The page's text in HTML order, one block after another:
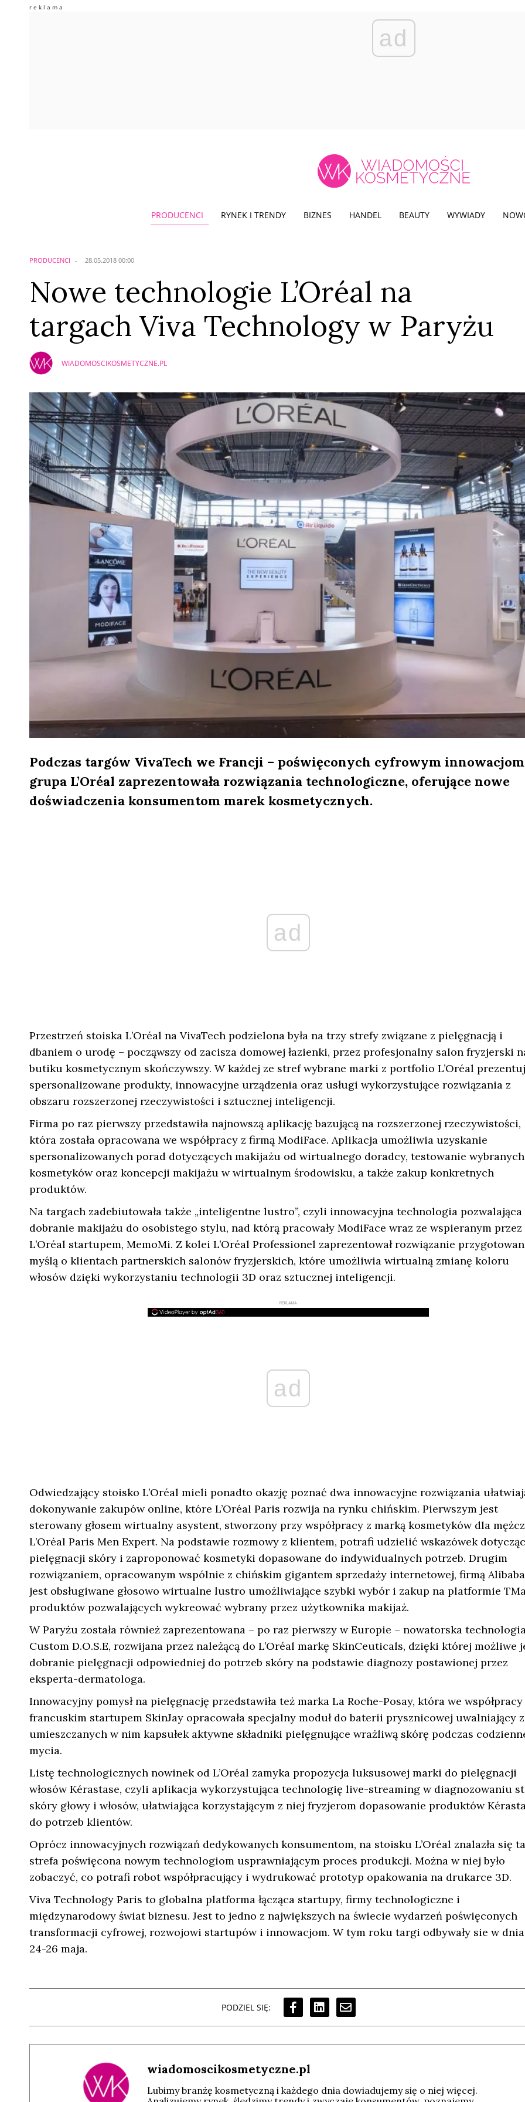
ad
PRODUCENCI RYNEK I TRENDY BIZNES HANDEL BEAUTY WYWIADY
PRODUCENCI 28.05.2018 00:00
Nowe technologie L’Oréal na
targach Viva Technology w Paryżu
WIADOMOSCIKOSMETYCZNE.PL
Podczas targów VivaTech we Francji – poświęconych cyfrowym
grupa L’Oréal zaprezentowała rozwiązania technologiczne, oferujące nowe
doświadczenia konsumentom marek kosmetycznych.
ad
Przestrzeń stoiska L’Oréal na VivaTech podzielona była na trzy strefy związane z pielęgnacją i
dbaniem o urodę – począwszy od zacisza domowej łazienki, przez profesjonalny salon fryzjerski
butiku kosmetycznym skończywszy. W każdej ze stref wybrane marki z portfolio L’Oréal
spersonalizowane produkty, innowacyjne urządzenia oraz usługi wykorzystujące rozwiązania z
obszaru rozszerzonej rzeczywistości i sztucznej inteligencji.
Firma po raz pierwszy przedstawiła najnowszą aplikację bazującą na rozszerzonej rzeczywistości,
która została opracowana we współpracy z firmą ModiFace. Aplikacja umożliwia uzyskanie
spersonalizowanych porad dotyczących makijażu od wirtualnego doradcy, testowanie wybranych
kosmetyków oraz koncepcji makijażu w wirtualnym środowisku, a także zakup konkretnych
produktów.
Na targach zadebiutowała także „inteligentne lustro”, czyli innowacyjna technologia pozwalająca
dobranie makijażu do osobistego stylu, nad którą pracowały ModiFace wraz ze wspieranym przez
L’Oréal startupem, MemoMi. Z kolei L’Oréal Professionel zaprezentował rozwiązanie
myślą o klientach partnerskich salonów fryzjerskich, które umożliwia wirtualną zmianę koloru
włosów dzięki wykorzystaniu technologii 3D oraz sztucznej inteligencji.
REKLAMA
ad
Odwiedzający stoisko L’Oréal mieli ponadto okazję poznać dwa innowacyjne rozwiązania
dokonywanie zakupów online, które L’Oréal Paris rozwija na rynku chińskim. Pierwszym jest
sterowany głosem wirtualny asystent, stworzony przy współpracy z marką kosmetyków dla
L’Oréal Paris Men Expert. Na podstawie rozmowy z klientem, potrafi udzielić wskazówek
pielęgnacji skóry i zaproponować kosmetyki dopasowane do indywidualnych potrzeb. Drugim
rozwiązaniem, opracowanym wspólnie z chińskim gigantem sprzedaży internetowej, firmą
jest obsługiwane głosowo wirtualne lustro umożliwiające szybki wybór i zakup na platformie
produktów pozwalających wykreować wybrany przez użytkownika makijaż.
W Paryżu została również zaprezentowana – po raz pierwszy w Europie – nowatorska
Custom D.O.S.E, rozwijana przez należącą do L’Oréal markę SkinCeuticals, dzięki której możliwe
dobranie pielęgnacji odpowiedniej do potrzeb skóry na podstawie diagnozy postawionej przez
eksperta-dermatologa.
Innowacyjny pomysł na pielęgnację przedstawiła też marka La Roche-Posay, która we współpracy
francuskim startupem SkinJay opracowała specjalny moduł do baterii prysznicowej uwalniający z
umieszczanych w nim kapsułek aktywne składniki pielęgnujące wrażliwą skórę podczas
mycia.
Listę technologicznych nowinek od L’Oréal zamyka propozycja luksusowej marki do pielęgnacji
włosów Kérastase, czyli aplikacja wykorzystująca technologię live-streaming w diagnozowaniu
skóry głowy i włosów, ułatwiająca korzystającym z niej fryzjerom dopasowanie produktów
do potrzeb klientów.
Oprócz innowacyjnych rozwiązań dedykowanych konsumentom, na stoisku L’Oréal znalazła się
strefa poświęcona nowym technologiom usprawniającym proces produkcji. Można w niej było
zobaczyć, co potrafi robot współpracujący i wydrukować prototyp opakowania na drukarce 3D.
Viva Technology Paris to globalna platforma łącząca startupy, firmy technologiczne i
międzynarodowy świat biznesu. Jest to jedno z największych na świecie wydarzeń poświęconych
transformacji cyfrowej, rozwojowi startupów i innowacjom. W tym roku targi odbywały sie w
24-26 maja.
PODZIEL SIĘ:
wiadomoscikosmetyczne.pl
Lubimy branżę kosmetyczną i każdego dnia dowiadujemy się o niej więcej.